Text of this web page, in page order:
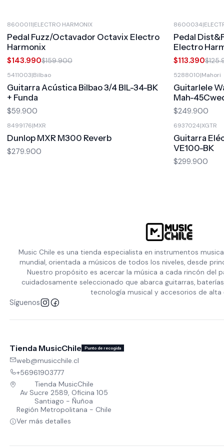
8600011|ELECTRO HARMONIX
Pedal Fuzz/Octavador Octavix Electro
Harmonix
$143.990$159.900
8600034|
Pedal
Electro
$113.390
5411003|Bilbao
Guitarra Acústica Bilbao 3/4 BIL-34-BK
+ Funda
$59.900
5288010|Mahori
Guitarlele
Mah-
$249.900
8499176|MXR
Dunlop MXR M300 Reverb
$279.900
6937024|XGTR
Guitarra
VE100-BK
$299.900
Music Chile es una tienda especialista en instrumentos
mundial, orientada a músicos de todos los niveles, desde
Nuestro propósito es acercar la música a cada rincón del
cuidadosamente seleccionado que abarca guitarras,
tecnología musical y accesorios de alta
Síguenos
Tienda MusicChile Punto de recogida
web@musicchile.cl
+56961903777
Tienda MusicChile
Av Sucre 2589, Oficina 105
Santiago - Ñuñoa
Región Metropolitana - Chile
Ver más detalles